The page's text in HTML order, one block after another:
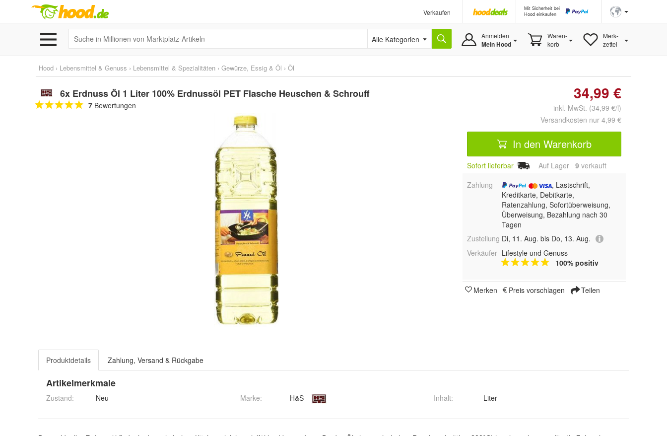
Verkaufen
Mit Sicherheit bei
Hood einkaufen
Alle Kategorien Anmelden
Mein Hood
Waren-
korb
Merk-
zettel
Hood › Lebensmittel & Genuss › Lebensmittel & Spezialitäten › Gewürze, Essig & Öl › Öl
6x Erdnuss Öl 1 Liter 100% Erdnussöl PET Flasche Heuschen & Schrouff
7 Bewertungen
34,99 €
inkl. MwSt. (34,99 €/l)
Versandkosten nur 4,99 €
In den Warenkorb
Sofort lieferbar Auf Lager 9 verkauft
Zahlung
, Lastschrift,
Kreditkarte, Debitkarte,
Ratenzahlung, Sofortüberweisung,
Überweisung, Bezahlung nach 30
Tagen
Zustellung Di, 11. Aug. bis Do, 13. Aug.
Verkäufer Lifestyle und Genuss
100% positiv
Merken Preis vorschlagen Teilen
Produktdetails Zahlung, Versand & Rückgabe
Artikelmerkmale
Zustand: Neu Marke: H&S Inhalt: Liter